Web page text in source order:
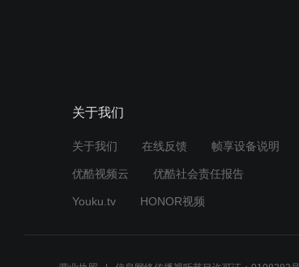
关于我们
关于我们 在线反馈 帧享设备说明
优酷视频云 优酷社会责任报告
Youku.tv HONOR视频